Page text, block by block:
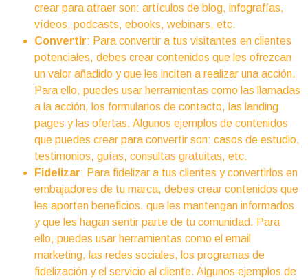
crear para atraer son: artículos de blog, infografías,
vídeos, podcasts, ebooks, webinars, etc.
Convertir: Para convertir a tus visitantes en clientes
potenciales, debes crear contenidos que les ofrezcan
un valor añadido y que les inciten a realizar una acción.
Para ello, puedes usar herramientas como las llamadas
a la acción, los formularios de contacto, las landing
pages y las ofertas. Algunos ejemplos de contenidos
que puedes crear para convertir son: casos de estudio,
testimonios, guías, consultas gratuitas, etc.
Fidelizar: Para fidelizar a tus clientes y convertirlos en
embajadores de tu marca, debes crear contenidos que
les aporten beneficios, que les mantengan informados
y que les hagan sentir parte de tu comunidad. Para
ello, puedes usar herramientas como el email
marketing, las redes sociales, los programas de
fidelización y el servicio al cliente. Algunos ejemplos de